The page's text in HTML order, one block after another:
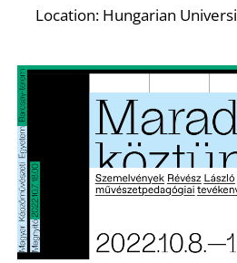
Location: Hungarian